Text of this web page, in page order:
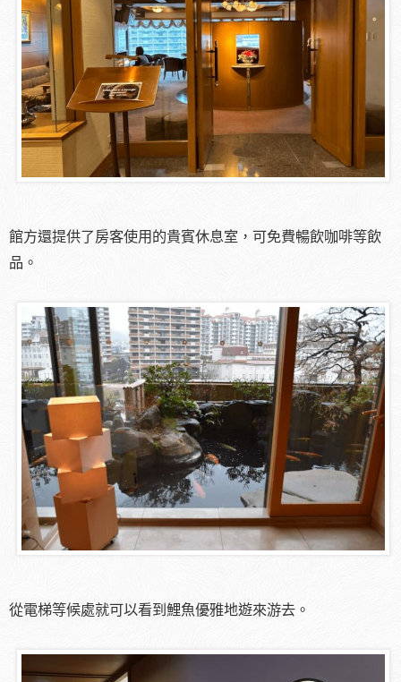
館方還提供了房客使用的貴賓休息室，可免費暢飲咖啡等飲
品。
從電梯等候處就可以看到鯉魚優雅地遊來游去。